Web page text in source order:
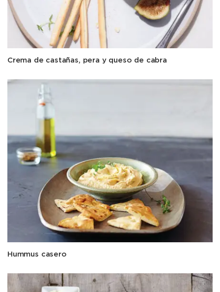
Crema de castañas, pera y queso de cabra
Hummus casero